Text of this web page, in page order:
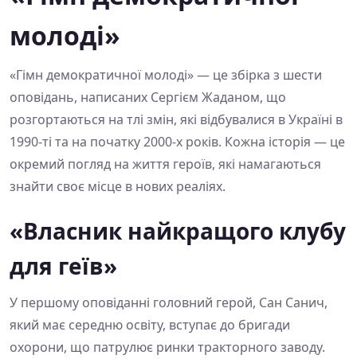
молоді»
«Гімн демократичної молоді» — це збірка з шести
оповідань, написаних Сергієм Жаданом, що
розгортаються на тлі змін, які відбувалися в Україні в
1990-ті та на початку 2000-х років. Кожна історія — це
окремий погляд на життя героїв, які намагаються
знайти своє місце в нових реаліях.
«Власник найкращого клубу
для геїв»
У першому оповіданні головний герой, Сан Санич,
який має середню освіту, вступає до бригади
охорони, що патрулює ринки тракторного заводу.